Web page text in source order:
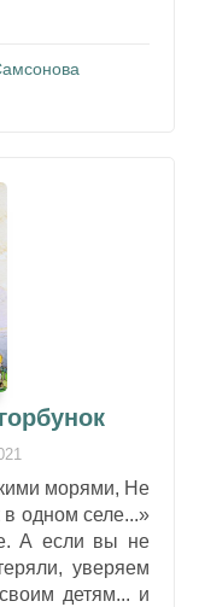
морями, Не
одном селе...»
А если вы не
уверяем
детям... и